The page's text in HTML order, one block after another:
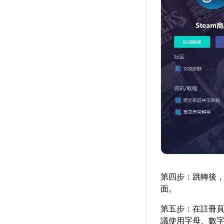
第四步：跳轉後
面。
第五步：在註冊
議使用字母、數